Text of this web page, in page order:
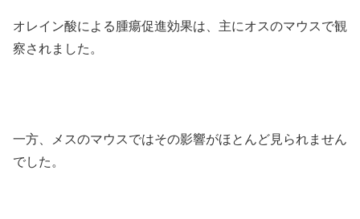
オレイン酸による腫瘍促進効果は、主にオスのマウスで観
察されました。
一方、メスのマウスではその影響がほとんど見られません
でした。